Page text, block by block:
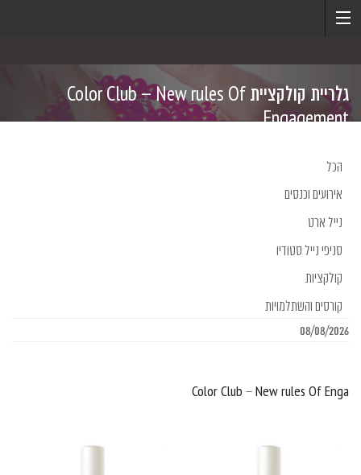
גלריית קולקציית Color Club – New rules Of
Engagement
הכל
אירועים וכנסים
נייל ארט
סניפי נייל סטודיו
קולקציות
קורסים והשתלמויות
08/08/2026
Color Club – New rules Of Enga